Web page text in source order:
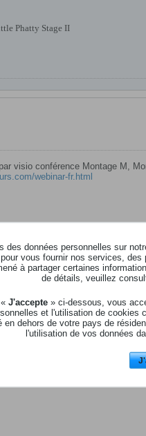
Phatty Stage II
visio conférence Montage M,
webinar-fr.html
de quoi, ( un cd, une platine, un
des données personnelles sur
vous fournir nos services,
à partager certaines
de détails, veuillez
J'accepte » ci-dessous, vous
et l'utilisation de
en dehors de votre pays de
l'utilisation de vos données